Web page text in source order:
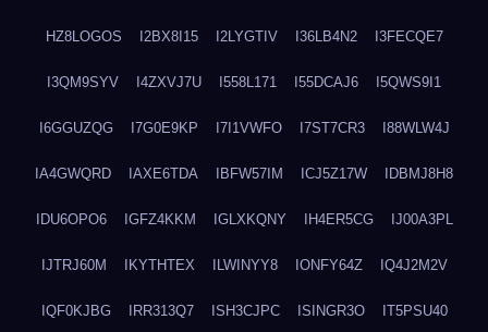
HZ8LOGOS I2BX8I15 I2LYGTIV I36LB4N2 I3FECQE7
I3QM9SYV I4ZXVJ7U I558L171 I55DCAJ6 I5QWS9I1
I6GGUZQG I7G0E9KP I7I1VWFO I7ST7CR3 I88WLW4J
IA4GWQRD IAXE6TDA IBFW57IM ICJ5Z17W IDBMJ8H8
IDU6OPO6 IGFZ4KKM IGLXKQNY IH4ER5CG IJ00A3PL
IJTRJ60M IKYTHTEX ILWINYY8 IONFY64Z IQ4J2M2V
IQF0KJBG IRR313Q7 ISH3CJPC ISINGR3O IT5PSU40